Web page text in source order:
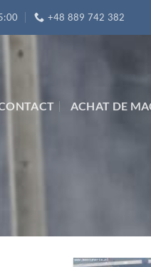
+48 889 742 382
ACHAT DE